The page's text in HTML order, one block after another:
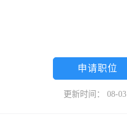
申请职位
更新时间： 08-03